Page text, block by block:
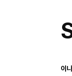
이